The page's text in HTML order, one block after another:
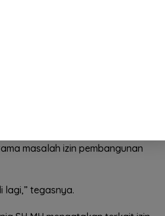
yang terimbas banjir bandang
pembersihan. Baik itu
bandang kemarin,” ujarnya.
dan langkah langkah
masalah izin pembangunan
lagi,” tegasnya.